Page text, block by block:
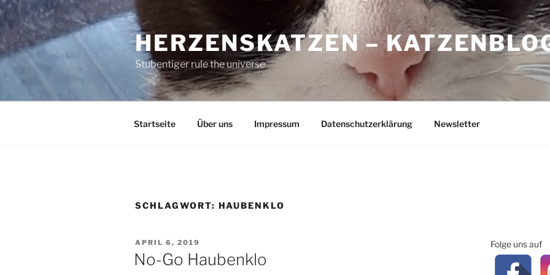
Zum
Inhalt
springen
HERZENSKATZEN –
Stubentiger rule the universe
Startseite Über uns Impressum Datenschutzerklärung Newsletter
SCHLAGWORT: HAUBENKLO
VERÖFFENTLICHT
AM
APRIL 6, 2019
No-Go Haubenklo
Folge uns auf